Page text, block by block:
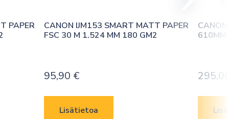
PAPER
CANON IJM153 SMART MATT PAPER
FSC 30 M 1.524 MM 180 GM2
95,90 €
Lisätietoa
610MM